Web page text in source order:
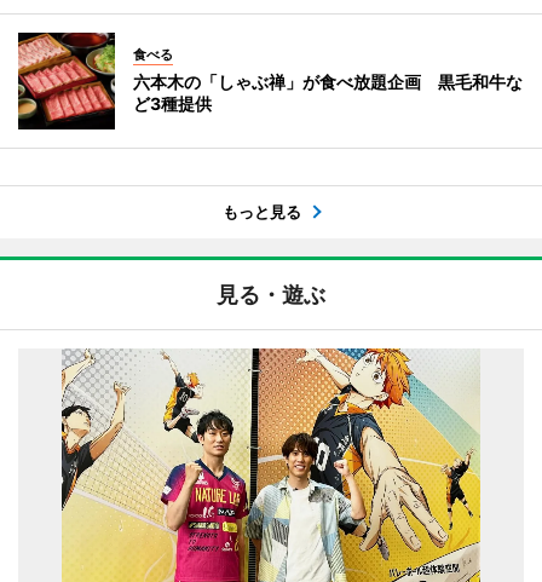
食べる
六本木の「しゃぶ禅」が食べ放題企画 黒毛和牛な
ど3種提供
もっと見る
見る・遊ぶ